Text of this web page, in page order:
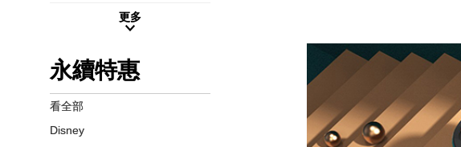
更多
永續特惠
看全部
Disney